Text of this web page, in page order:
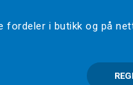
fordeler i butikk og på